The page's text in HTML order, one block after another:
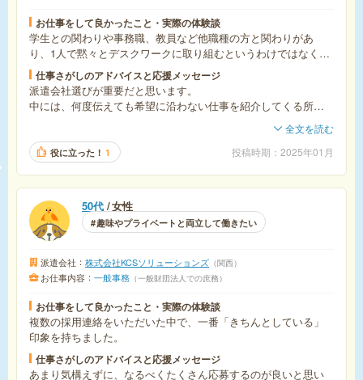
お仕事をして良かったこと・実際の体験談
学生との関わりや事務職、教員など他職種の方と関わりがあ
り、1人で黙々とデスクワークに取り組むというわけではなく、
日々の変化があり楽しく業務を行うことができる。
仕事さがしのアドバイスと応援メッセージ
派遣会社選びが重要だと思います。
中には、何度伝えても希望に沿わない仕事を紹介してくる所も
全文を読む
役に立った！ 1 投稿時期 2025年01月
50代 女性
趣味やプライベートと両立して働きたい
派遣会社 株式会社KCSソリューションズ 関西
お仕事内容 一般事務 一般財団法人での庶務
お仕事をして良かったこと・実際の体験談
複数の採用連絡をいただいた中で、一番「きちんとしている」
印象を持ちました。
仕事さがしのアドバイスと応援メッセージ
あまり気構えずに、なるべくたくさん応募するのが良いと思い